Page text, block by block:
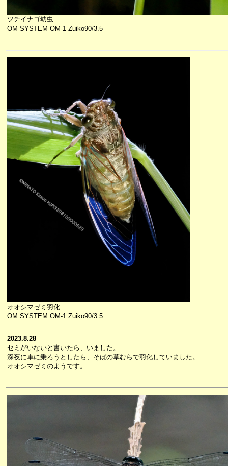
ツチイナゴ幼虫
OM SYSTEM OM-1 Zuiko90/3.5
オオシマゼミ羽化
OM SYSTEM OM-1 Zuiko90/3.5
2023.8.28
セミがいないと書いたら、いました。
深夜に車に乗ろうとしたら、そばの草むらで羽化していました。
オオシマゼミのようです。